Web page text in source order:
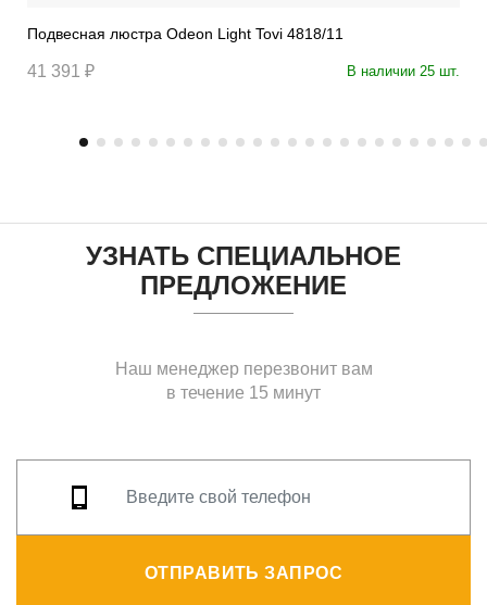
Подвесная люстра Odeon Light Tovi 4818/11
41 391 ₽ В наличии 25 шт.
УЗНАТЬ СПЕЦИАЛЬНОЕ
ПРЕДЛОЖЕНИЕ
Наш менеджер перезвонит вам
в течение 15 минут
ОТПРАВИТЬ ЗАПРОС